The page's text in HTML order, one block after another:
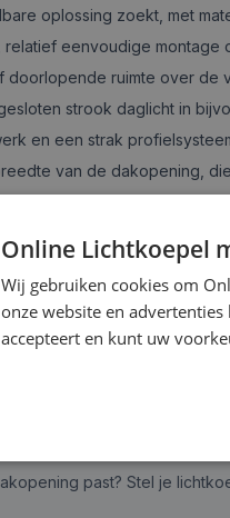
oplossing zoekt, met
eenvoudige montage
doorlopende ruimte over de
strook daglicht in
en een strak
van de dakopening,
direct de exacte prijs
65 euro voor de
vindt in Nederland plaats
10 jaar fabrieksgarantie,
past? Stel je
Online Lichtkoepel
Wij gebruiken cookies om
onze website en
accepteert en kunt uw